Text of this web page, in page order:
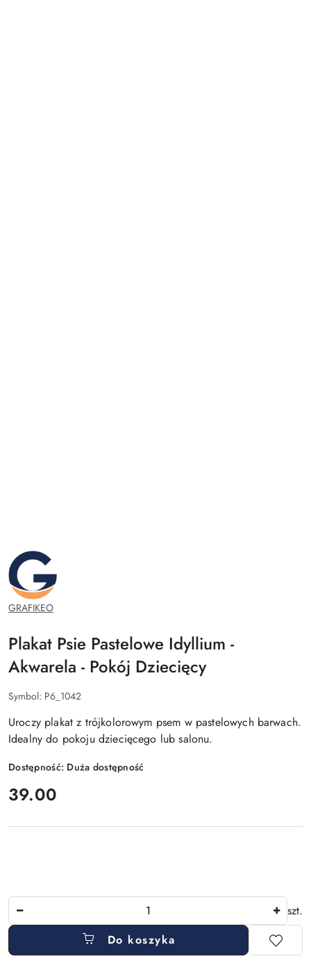
GRAFIKEO.PL
GRAFIKEO
Plakat Psie Pastelowe Idyllium -
Akwarela - Pokój Dziecięcy
Symbol: P6_1042
Uroczy plakat z trójkolorowym psem w pastelowych barwach.
Idealny do pokoju dziecięcego lub salonu.
Dostępność: Duża dostępność
cena:
39.00
szt.
Do koszyka